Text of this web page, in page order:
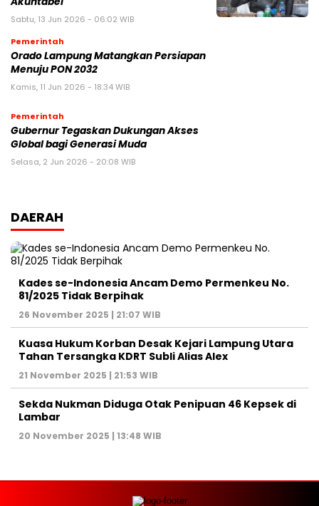
Sabtu, 13 Jun 2026 - 06:02 WIB
Pemerintah
Orado Lampung Matangkan Persiapan
Menuju PON 2032
Kamis, 11 Jun 2026 - 18:34 WIB
Pemerintah
Gubernur Tegaskan Dukungan Akses
Global bagi Generasi Muda
Selasa, 2 Jun 2026 - 20:08 WIB
DAERAH
Kades se-Indonesia Ancam Demo Permenkeu No.
81/2025 Tidak Berpihak
26 November 2025 | 21:07 WIB
Kuasa Hukum Korban Desak Kejari Lampung Utara
Tahan Tersangka KDRT Subli Alias Alex
21 November 2025 | 21:53 WIB
Sekda Nukman Diduga Otak Penipuan 46 Kepsek di
Lambar
20 November 2025 | 13:48 WIB